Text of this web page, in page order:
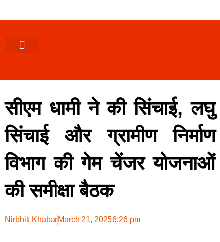
सीएम धामी ने की सिंचाई, लघु
सिंचाई और ग्रामीण निर्माण
विभाग की गेम चेंजर योजनाओं
की समीक्षा बैठक
Nirbhik KhabarMarch 21, 20256:26 pm